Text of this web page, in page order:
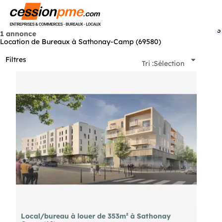
1 annonce
Location de Bureaux à Sathonay-Camp (69580)
Filtres
3
Tri :Sélection
Local/bureau à louer de 353m² à Sathonay